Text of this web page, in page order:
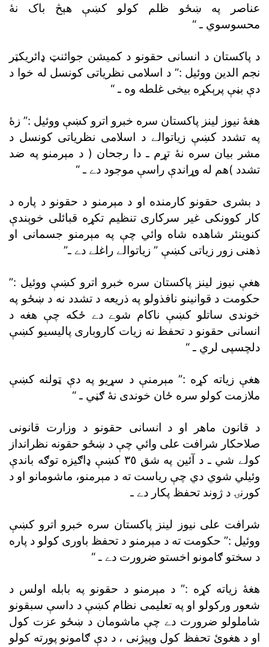
عناصر په ښځو ظلم کولو کښې هېڅ باک نۀ
محسوسوي ـ “
د پاکستان د انسانى حقونو د کميشن جوائنټ ډائريکټر
نجم الدين ووئيل :” د اسلامى نظرياتى کونسل له خوا د
دې بڼې پرېکړه بيخى غلطه وه ـ “
هغۀ نيوز لينز پاکستان سره خبرو اترو کښې ووئيل :” زۀ
په تشدد کښې زياتوالے د اسلامى نظرياتى کونسل د
مشر بيان سره نۀ تړم ـ دا رجحان ( د مېرمنو په ضد
تشدد )هم له وړاندې راسې موجود دے ـ “
د بشرى حقونو کارمنده او د مېرمنو د حقونو د پاره د
کار کوونکى غير سرکارى تنظيم تکړه قبائلى خوېندې
کنوينئر شاهده شاه وائي چې په مېرمنو جسمانى او
ذهنى زور زياتى کښې ” زياتوالے راغلے دے ـ”
هغې نيوز لينز پاکستان سره خبرو اترو کښې ووئيل :”
حکومت د قوانينو نافذولو په ذريعه د تشدد نه د ښځو په
خوندى ساتلو کښې ناکام شوے دے ځکه چې هغه د
انسانى حقونو د تحفظ نه زيات کاروبارى پاليسيو کښې
دلچسپى لري ـ “
هغې زياته کړه :” مېرمنې د سړيو په دې ټولنه کښې
ملازمت کولو سره ځان خوندى نۀ ګڼي ـ “
د قانون ماهر او د انسانى حقونو د وزارت قانونى
صلاحکار شرافت على وائي چې د ښځو حقونه نظرانداز
کولے شي ـ د آئين په شق ٣٥ کښې ډاګيزه توګه باندې
وئيلي شوي دي چې رياست ته د مېرمنو، ماشومانو او د
کورنۍ د ژوند تحفظ پکار دے ـ
شرافت على نيوز لينز پاکستان سره خبرو اترو کښې
ووئيل :” حکومت ته د مېرمنو د تحفظ باورى کولو د پاره
د سختو ګامونو اخستو ضرورت دے ـ “
هغۀ زياته کړه :” د مېرمنو د حقونو په بابله اولس د
شعور ورکولو او په تعليمى نظام کښې د داسې سبقونو
شاملولو ضرورت دے چې ماشومان د ښځو عزت کول
او د هغوئ تحفظ کول وپيژنى ، د دې ګامونو پورته کولو